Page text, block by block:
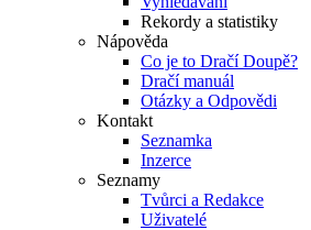
Rekordy a statistiky
Nápověda
Co je to Dračí Doupě?
Dračí manuál
Otázky a Odpovědi
Kontakt
Seznamka
Inzerce
Seznamy
Tvůrci a Redakce
Uživatelé